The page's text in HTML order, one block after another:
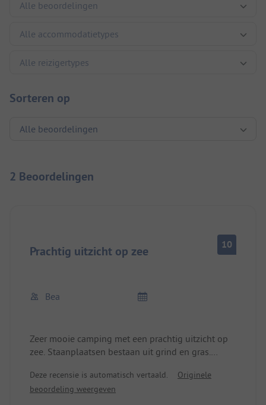
Sorteren op
2 Beoordelingen
Prachtig uitzicht op zee 10
Bea
Zeer mooie camping met een prachtig uitzicht op
zee. Staanplaatsen bestaan uit grind en gras.
spreken. Het sanitair hadden we niet nodig, maar
zag er schoon uit.
Deze recensie is automatisch vertaald.
Originele
beoordeling weergeven